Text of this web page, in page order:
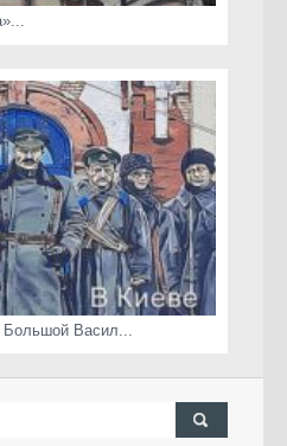
Большой Васил...